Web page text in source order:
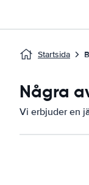
Startsida
Några
Vi erbjuder en